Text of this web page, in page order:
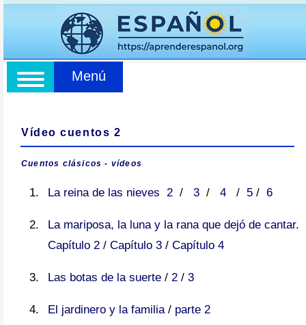
Menú
Vídeo cuentos 2
Cuentos clásicos - vídeos
La reina de las nieves 2 /3 /4 / 5 /6
La mariposa, la luna y la rana que dejó de cantar.
Capítulo 2 /Capítulo 3 /Capítulo 4
Las botas de la suerte /2 /3
El jardinero y la familia / parte 2